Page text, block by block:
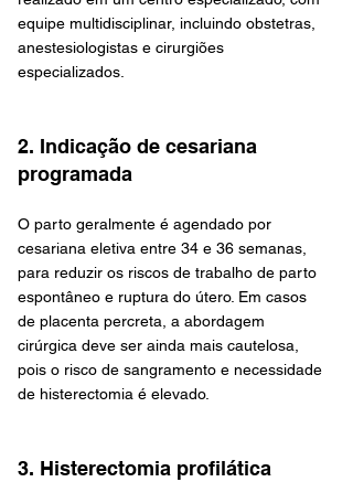
equipe multidisciplinar, incluindo obstetras,
anestesiologistas e cirurgiões
especializados.
2. Indicação de cesariana
programada
O parto geralmente é agendado por
cesariana eletiva entre 34 e 36 semanas,
para reduzir os riscos de trabalho de parto
espontâneo e ruptura do útero. Em casos
de placenta percreta, a abordagem
cirúrgica deve ser ainda mais cautelosa,
pois o risco de sangramento e necessidade
de histerectomia é elevado.
3. Histerectomia profilática